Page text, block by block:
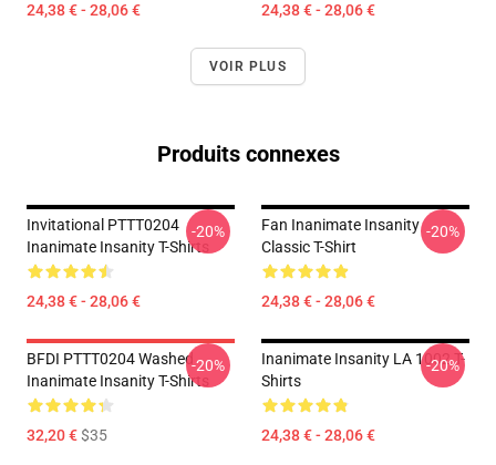
24,38 € - 28,06 € 24,38 € - 28,06 €
VOIR PLUS
Produits connexes
Invitational PTTT0204
Inanimate Insanity T-Shirts
24,38 € - 28,06 €
-20%
Fan Inanimate Insanity
Classic T-Shirt
24,38 € - 28,06 €
-20%
BFDI PTTT0204 Washed
Inanimate Insanity T-Shirts
32,20 €$35
-20%
Inanimate Insanity LA 1002 T-
Shirts
24,38 € - 28,06 €
-20%